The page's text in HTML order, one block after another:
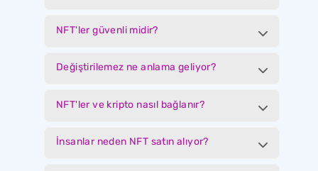
NFT'ler güvenli midir?
Değiştirilemez ne anlama geliyor?
NFT'ler ve kripto nasıl bağlanır?
İnsanlar neden NFT satın alıyor?